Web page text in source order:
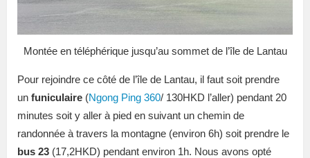
Montée en téléphérique jusqu’au sommet de l’île de Lantau
Pour rejoindre ce côté de l’île de Lantau, il faut soit prendre
un funiculaire (Ngong Ping 360/ 130HKD l’aller) pendant 20
minutes soit y aller à pied en suivant un chemin de
randonnée à travers la montagne (environ 6h) soit prendre le
bus 23 (17,2HKD) pendant environ 1h. Nous avons opté